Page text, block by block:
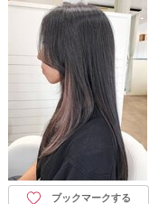
ブックマークする